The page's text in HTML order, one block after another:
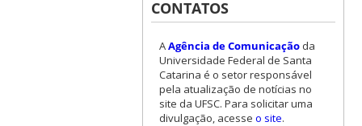
CONTATOS
AAgência de Comunicaçãoda
Universidade Federal de Santa
Catarina é o setor responsável
pela atualização de notícias no
site da UFSC. Para solicitar uma
divulgação, acesse o site.